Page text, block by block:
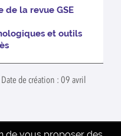
la revue GSE
et outils
de création : 09 avril